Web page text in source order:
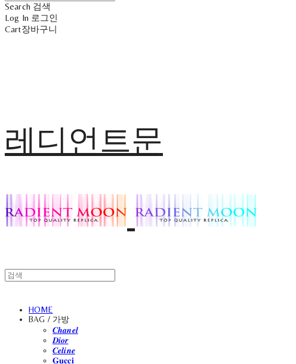
Search 검색
Log In 로그인
Cart장바구니
레디언트문
HOME
BAG / 가방
𝑪𝒉𝒂𝒏𝒆𝒍
𝑫𝒊𝒐𝒓
𝑪𝒆𝒍𝒊𝒏𝒆
𝐆𝐮𝐜𝐜𝐢